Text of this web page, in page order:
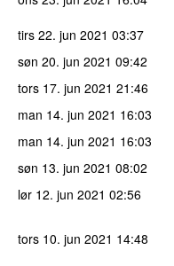
tirs 22. jun 2021 03:37
søn 20. jun 2021 09:42
tors 17. jun 2021 21:46
man 14. jun 2021 16:03
man 14. jun 2021 16:03
søn 13. jun 2021 08:02
lør 12. jun 2021 02:56
tors 10. jun 2021 14:48